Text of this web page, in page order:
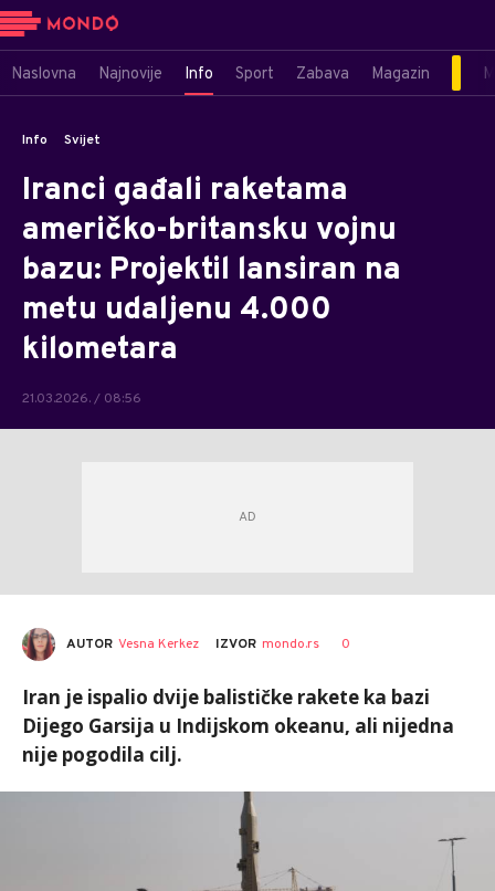
Naslovna Najnovije Info Sport Zabava Magazin
Info Svijet
Iranci gađali raketama
američko-britansku vojnu
bazu: Projektil lansiran na
metu udaljenu 4.000
kilometara
21.03.2026. / 08:56
AUTOR Vesna Kerkez IZVOR mondo.rs 0
Iran je ispalio dvije balističke rakete ka bazi
Dijego Garsija u Indijskom okeanu, ali nijedna
nije pogodila cilj.